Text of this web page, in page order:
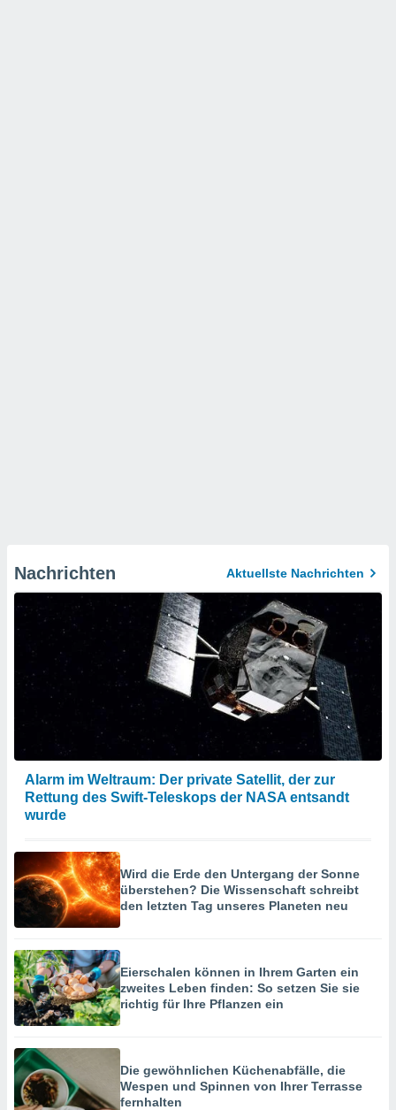
Nachrichten Aktuellste Nachrichten
Alarm im Weltraum: Der private Satellit, der zur
Rettung des Swift-Teleskops der NASA entsandt
wurde
Wird die Erde den Untergang der Sonne
überstehen? Die Wissenschaft schreibt
den letzten Tag unseres Planeten neu
Eierschalen können in Ihrem Garten ein
zweites Leben finden: So setzen Sie sie
richtig für Ihre Pflanzen ein
Die gewöhnlichen Küchenabfälle, die
Wespen und Spinnen von Ihrer Terrasse
fernhalten